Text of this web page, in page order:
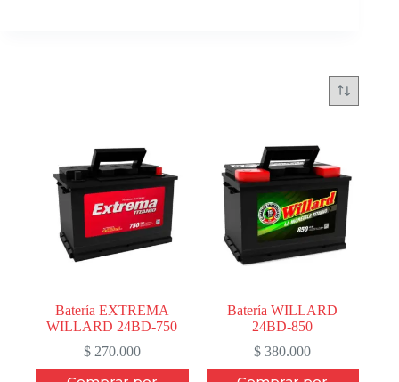
Batería EXTREMA
WILLARD 24BD-750
$270.000
Batería WILLARD
24BD-850
$ 380.000